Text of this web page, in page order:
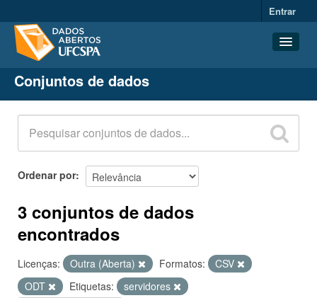
Entrar
Conjuntos de dados
Organizações
Grupos
Sobre
Conjuntos de dados
Ordenar por
3 conjuntos de dados
encontrados
Licenças: Outra (Aberta) Formatos:
CSV
ODT
Etiquetas:
servidores